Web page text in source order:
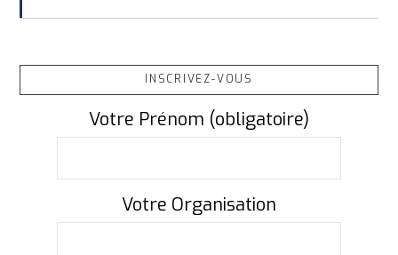
INSCRIVEZ-VOUS
Votre Prénom (obligatoire)
Votre Organisation